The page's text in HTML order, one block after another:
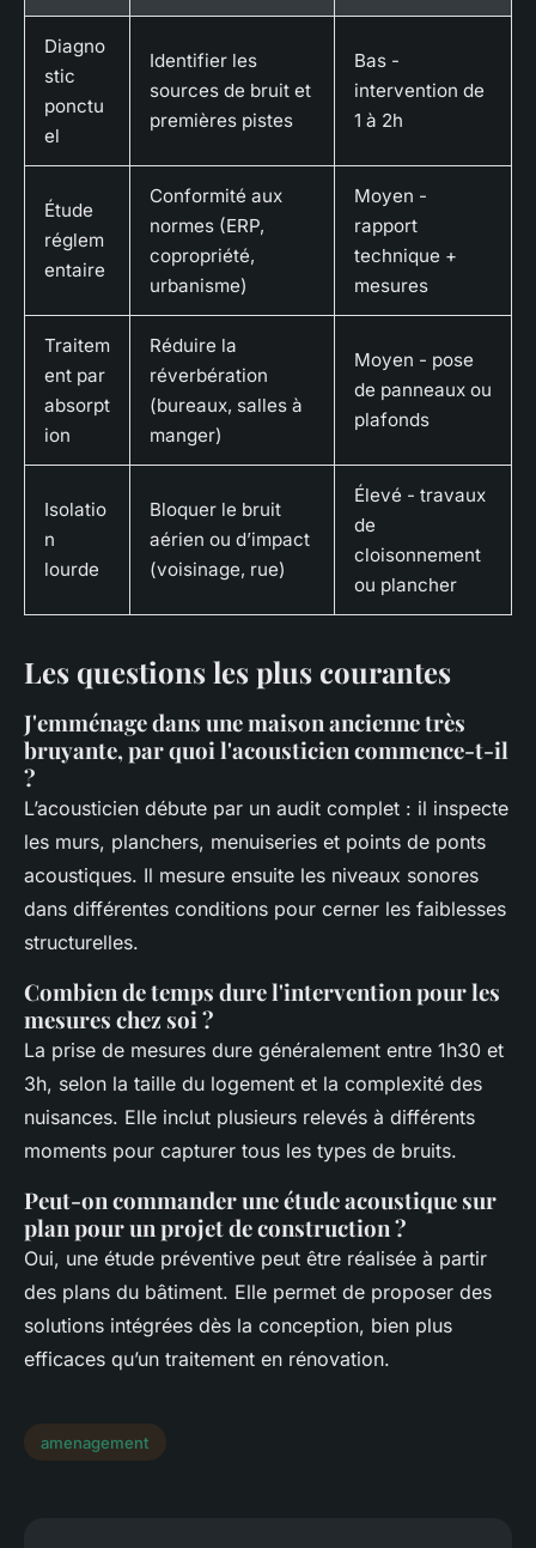
Diagno
stic
ponctu
el
Identifier les
sources de bruit et
premières pistes
Bas -
intervention de
1 à 2h
Étude
réglem
entaire
Conformité aux
normes (ERP,
copropriété,
urbanisme)
Moyen -
rapport
technique +
mesures
Traitem
ent par
absorpt
ion
Réduire la
réverbération
(bureaux, salles à
manger)
Moyen - pose
de panneaux ou
plafonds
Isolatio
n
lourde
Bloquer le bruit
aérien ou d’impact
(voisinage, rue)
Élevé - travaux
de
cloisonnement
ou plancher
Les questions les plus courantes
J'emménage dans une maison ancienne très
bruyante, par quoi l'acousticien commence-t-il
?
L’acousticien débute par un audit complet : il inspecte
les murs, planchers, menuiseries et points de ponts
acoustiques. Il mesure ensuite les niveaux sonores
dans différentes conditions pour cerner les faiblesses
structurelles.
Combien de temps dure l'intervention pour les
mesures chez soi ?
La prise de mesures dure généralement entre 1h30 et
3h, selon la taille du logement et la complexité des
nuisances. Elle inclut plusieurs relevés à différents
moments pour capturer tous les types de bruits.
Peut-on commander une étude acoustique sur
plan pour un projet de construction ?
Oui, une étude préventive peut être réalisée à partir
des plans du bâtiment. Elle permet de proposer des
solutions intégrées dès la conception, bien plus
efficaces qu’un traitement en rénovation.
amenagement